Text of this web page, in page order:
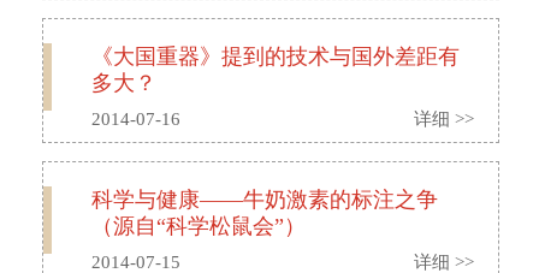
《大国重器》提到的技术与国外差距有
多大？
2014-07-16 详细 >>
科学与健康——牛奶激素的标注之争
（源自“科学松鼠会”）
2014-07-15 详细 >>